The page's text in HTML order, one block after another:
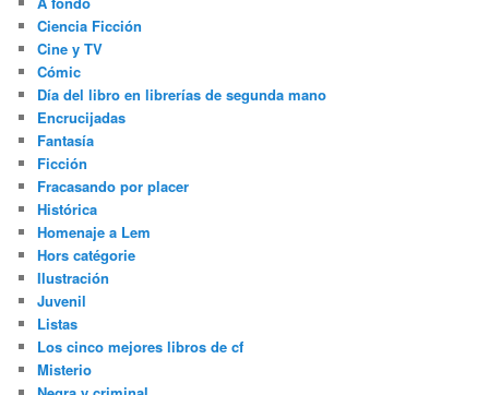
Ciencia Ficción
Cine y TV
Cómic
Día del libro en librerías de segunda mano
Encrucijadas
Fantasía
Ficción
Fracasando por placer
Histórica
Homenaje a Lem
Hors catégorie
Ilustración
Juvenil
Listas
Los cinco mejores libros de cf
Misterio